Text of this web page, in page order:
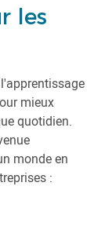
les
mieux
quotidien.
monde en
: